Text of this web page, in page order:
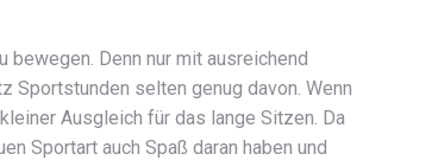
Denn nur mit ausreichend
Sportstunden selten genug davon. Wenn
Ausgleich für das lange Sitzen. Da
Sportart auch Spaß daran haben und